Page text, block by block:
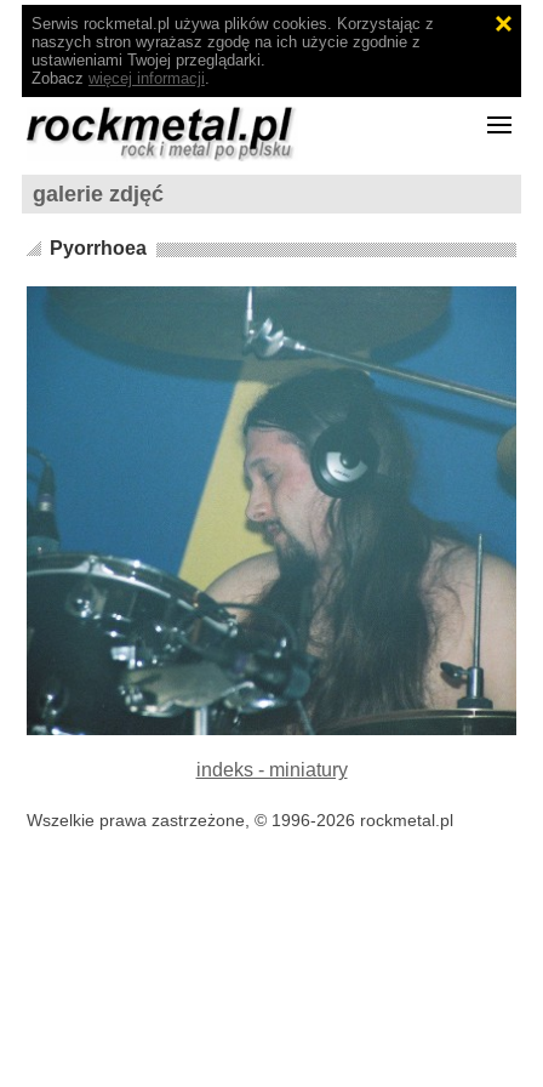
Serwis rockmetal.pl używa plików cookies. Korzystając z
naszych stron wyrażasz zgodę na ich użycie zgodnie z
ustawieniami Twojej przeglądarki.
Zobacz więcej informacji.
galerie zdjęć
Pyorrhoea
indeks - miniatury
Wszelkie prawa zastrzeżone, © 1996-2026 rockmetal.pl